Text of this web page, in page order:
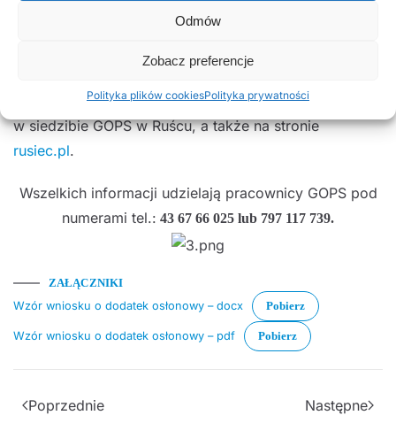
Odmów
Zobacz preferencje
Polityka plików cookiesPolityka prywatności
otrzymają do 2 grudnia 2022 r.
Formularz wniosku o dodatek osłonowy jest dostępny
w siedzibie GOPS w Ruścu, a także na stronie
rusiec.pl.
Wszelkich informacji udzielają pracownicy GOPS pod
numerami tel.: 43 67 66 025 lub 797 117 739.
ZAŁĄCZNIKI
Wzór wniosku o dodatek osłonowy – docx
Pobierz
Wzór wniosku o dodatek osłonowy – pdf Pobierz
Poprzednie Następne